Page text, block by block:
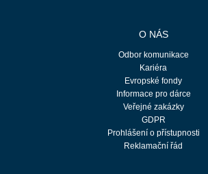
O NÁS
Odbor komunikace
Kariéra
Evropské fondy
Informace pro dárce
Veřejné zakázky
GDPR
Prohlášení o přístupnosti
Reklamační řád